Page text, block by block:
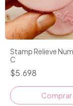
Stamp Relieve
C
$5.698